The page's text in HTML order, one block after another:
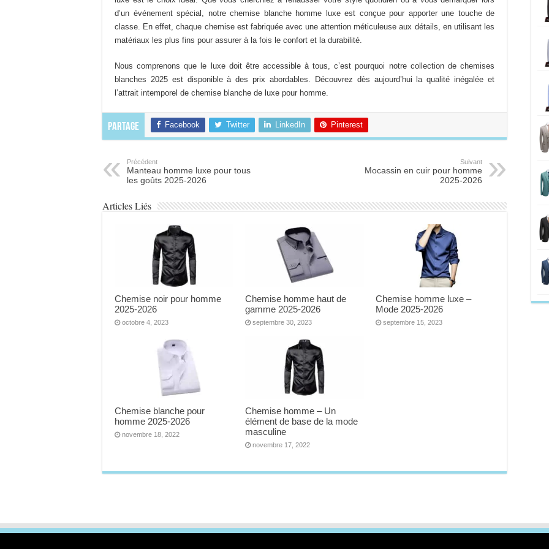
options
peuvent
être
sur
la
page
produit
options
peuvent
être
sur
la
page
produit
options
peuvent
sur
la
d’un événement spécial, notre chemise blanche homme luxe est conçue pour apporter une touche de
classe. En effet, chaque chemise est fabriquée avec une attention méticuleuse aux détails, en utilisant les
matériaux les plus fins pour assurer à la fois le confort et la durabilité.
Nous comprenons que le luxe doit être accessible à tous, c’est pourquoi notre collection de chemises
blanches 2025 est disponible à des prix abordables. Découvrez dès aujourd’hui la qualité inégalée et
l’attrait intemporel de chemise blanche de luxe pour homme.
Partage Facebook Twitter LinkedIn Pinterest
Précédent
Manteau homme luxe pour tous
les goûts 2025-2026
Suivant
Mocassin en cuir pour homme
2025-2026
Articles Liés
Chemise noir pour homme
2025-2026
octobre 4, 2023
Chemise homme haut de
gamme 2025-2026
septembre 30, 2023
Chemise homme luxe –
Mode 2025-2026
septembre 15, 2023
Chemise blanche pour
homme 2025-2026
novembre 18, 2022
Chemise homme – Un
élément de base de la mode
masculine
novembre 17, 2022